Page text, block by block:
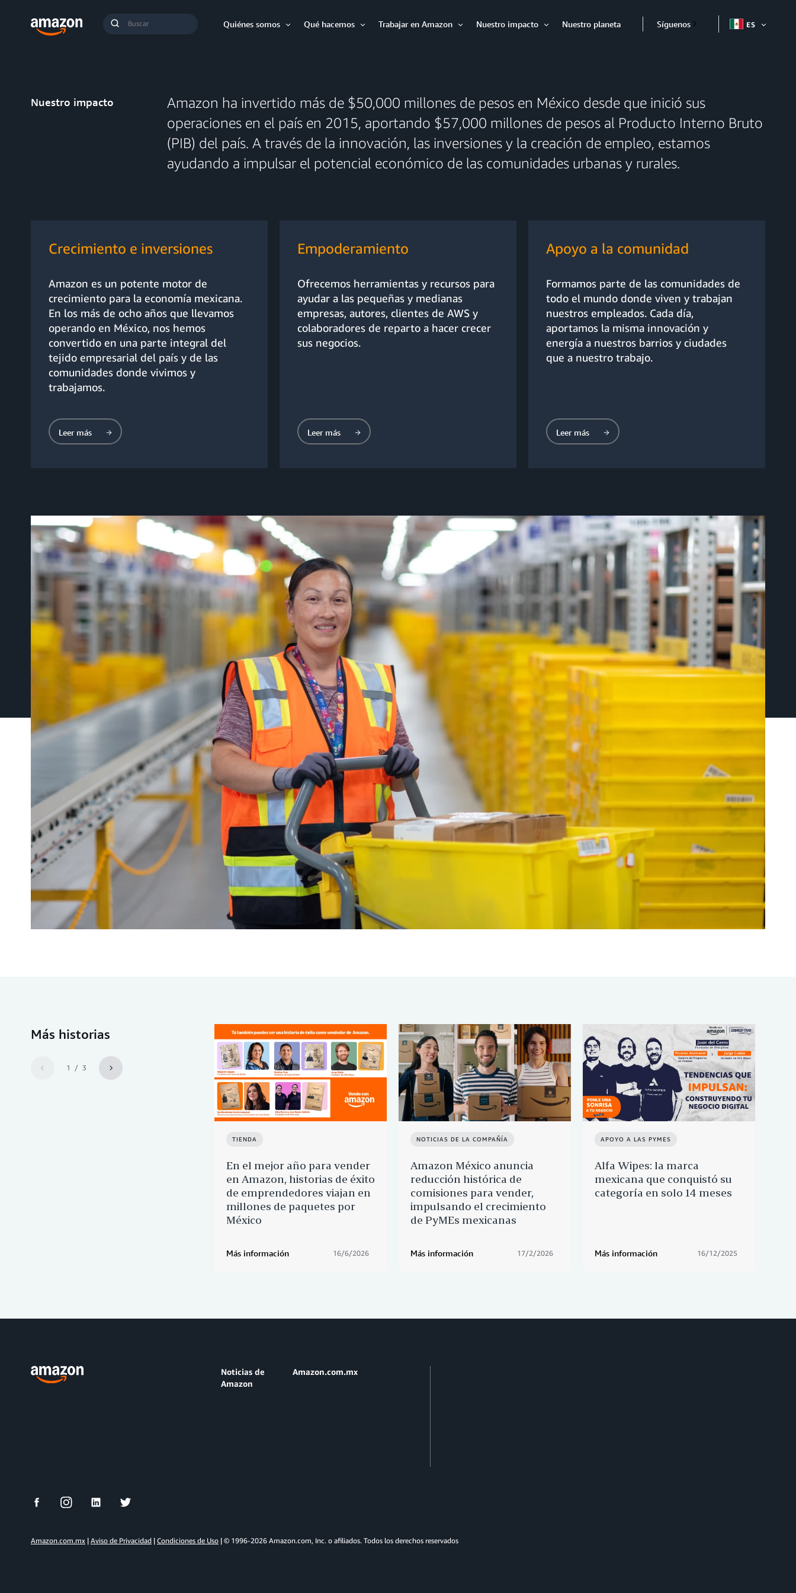
Enviar
Quiénes somos
Qué hacemos
Trabajar en Amazon
Nuestro impacto
Nuestro planeta Síguenos ES
Nuestro impacto
Amazon ha invertido más de $50,000 millones de pesos en México desde que inició sus
operaciones en el país en 2015, aportando $57,000 millones de pesos al Producto Interno Bruto
(PIB) del país. A través de la innovación, las inversiones y la creación de empleo, estamos
ayudando a impulsar el potencial económico de las comunidades urbanas y rurales.
Crecimiento e inversiones
Amazon es un potente motor de
crecimiento para la economía mexicana.
En los más de ocho años que llevamos
operando en México, nos hemos
convertido en una parte integral del
tejido empresarial del país y de las
comunidades donde vivimos y
trabajamos.
Leer más
Empoderamiento
Ofrecemos herramientas y recursos para
ayudar a las pequeñas y medianas
empresas, autores, clientes de AWS y
colaboradores de reparto a hacer crecer
sus negocios.
Leer más
Apoyo a la comunidad
Formamos parte de las comunidades de
todo el mundo donde viven y trabajan
nuestros empleados. Cada día,
aportamos la misma innovación y
energía a nuestros barrios y ciudades
que a nuestro trabajo.
Leer más
Más historias
1 / 3
TIENDA
En el mejor año para vender
en Amazon, historias de éxito
de emprendedores viajan en
millones de paquetes por
México
Más información 16/6/2026
NOTICIAS DE LA COMPAÑÍA
Amazon México anuncia
reducción histórica de
comisiones para vender,
impulsando el crecimiento
de PyMEs mexicanas
Más información 17/2/2026
APOYO A LAS PYMES
Alfa Wipes: la marca
mexicana que conquistó su
categoría en solo 14 meses
Más información 16/12/2025
Noticias de
Amazon
Amazon.com.mx
Amazon.com.mx | Aviso de Privacidad | Condiciones de Uso | © 1996-2026 Amazon.com, Inc. o afiliados. Todos los derechos reservados